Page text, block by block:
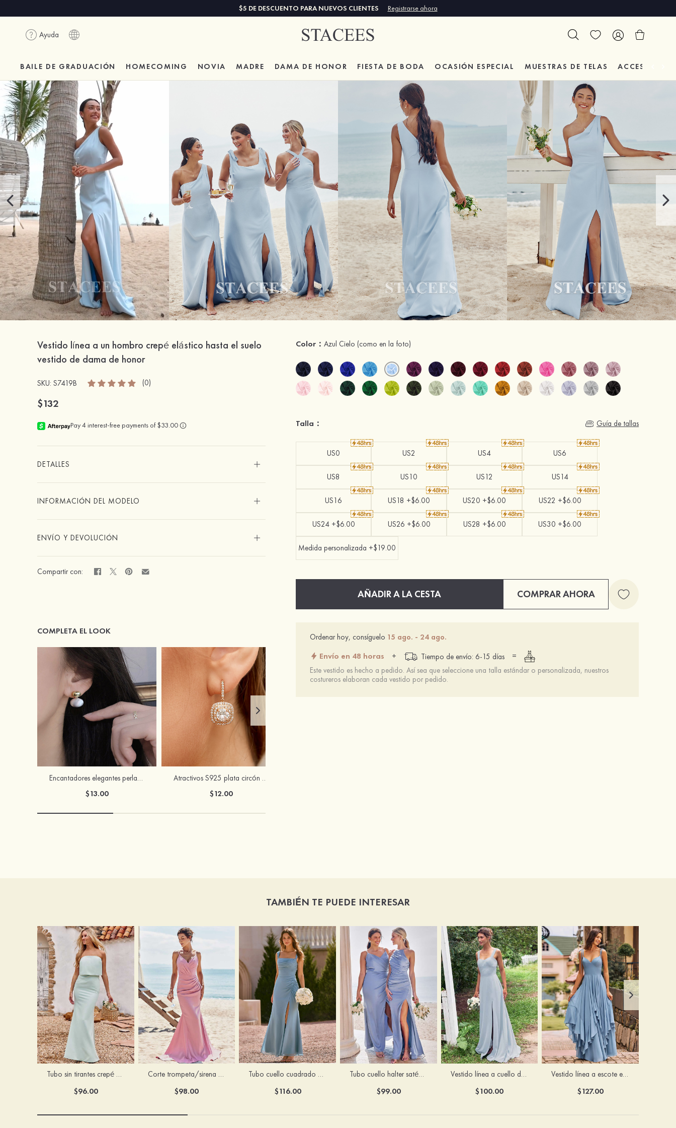
$5 DE DESCUENTO PARA NUEVOS CLIENTES Registrarse ahora
Ayuda
BAILE DE GRADUACIÓN HOMECOMING NOVIA MADRE DAMA DE HONOR FIESTA DE BODA OCASIÓN ESPECIAL MUESTRAS DE TELAS ACCESORIOS
Vestido línea a un hombro crepé elástico hasta el suelo
vestido de dama de honor
SKU: S7419B (0)
$132
DETALLES
INFORMACIÓN DEL MODELO
ENVÍO Y DEVOLUCIÓN
Compartir con:
COMPLETA EL LOOK
Encantadores elegantes perla pendientes
$13.00
Atractivos S925 plata circón pendientes
$12.00
Color：Azul Cielo (como en la foto)
Talla： Guía de tallas
US0 US2 US4 US6
US8 US10 US12 US14
US16 US18 +$6.00 US20 +$6.00 US22 +$6.00
US24 +$6.00 US26 +$6.00 US28 +$6.00 US30 +$6.00
Medida personalizada +$19.00
AÑADIR A LA CESTA COMPRAR AHORA
Ordenar hoy, consíguelo 15 ago. - 24 ago.
Envío en 48 horas + Tiempo de envío: 6-15 días
=
Este vestido es hecho a pedido. Así sea que seleccione una talla estándar o personalizada, nuestros
costureros elaboran cada vestido por pedido.
TAMBIÉN TE PUEDE INTERESAR
Tubo sin tirantes crepé elástico hasta el suelo vestido de dama de honor
$96.00
Corte trompeta/sirena escote en v satén elástico hasta el suelo vestido de dama de honor
$98.00
Tubo cuello cuadrado gasa hasta el suelo vestido de dama de honor
$116.00
Tubo cuello halter satén elástico hasta el suelo vestido de dama de honor
$99.00
Vestido línea a cuello de corazón gasa hasta el suelo vestido de dama de honor
$100.00
Vestido línea a escote en v gasa hasta el suelo vestido de dama de honor
$127.00